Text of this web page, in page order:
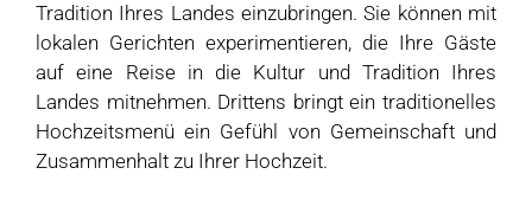
Tradition Ihres Landes einzubringen. Sie können mit
lokalen Gerichten experimentieren, die Ihre Gäste
auf eine Reise in die Kultur und Tradition Ihres
Landes mitnehmen. Drittens bringt ein traditionelles
Hochzeitsmenü ein Gefühl von Gemeinschaft und
Zusammenhalt zu Ihrer Hochzeit.